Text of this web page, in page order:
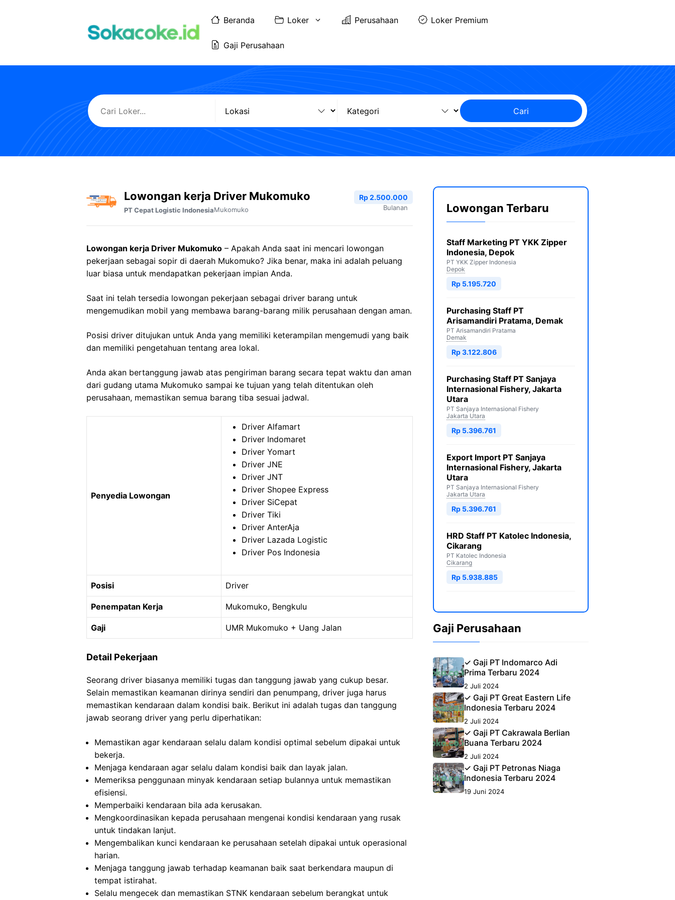
Beranda Loker Perusahaan Loker Premium
Gaji Perusahaan
Cari
Lowongan kerja Driver Mukomuko
PT Cepat Logistic IndonesiaMukomuko
Rp 2.500.000
Bulanan
Lowongan kerja Driver Mukomuko – Apakah Anda saat ini mencari lowongan
pekerjaan sebagai sopir di daerah Mukomuko? Jika benar, maka ini adalah peluang
luar biasa untuk mendapatkan pekerjaan impian Anda.
Saat ini telah tersedia lowongan pekerjaan sebagai driver barang untuk
mengemudikan mobil yang membawa barang-barang milik perusahaan dengan aman.
Posisi driver ditujukan untuk Anda yang memiliki keterampilan mengemudi yang baik
dan memiliki pengetahuan tentang area lokal.
Anda akan bertanggung jawab atas pengiriman barang secara tepat waktu dan aman
dari gudang utama Mukomuko sampai ke tujuan yang telah ditentukan oleh
perusahaan, memastikan semua barang tiba sesuai jadwal.
Penyedia Lowongan
Driver Alfamart
Driver Indomaret
Driver Yomart
Driver JNE
Driver JNT
Driver Shopee Express
Driver SiCepat
Driver Tiki
Driver AnterAja
Driver Lazada Logistic
Driver Pos Indonesia
Posisi Driver
Penempatan Kerja Mukomuko, Bengkulu
Gaji UMR Mukomuko + Uang Jalan
Detail Pekerjaan
Seorang driver biasanya memiliki tugas dan tanggung jawab yang cukup besar.
Selain memastikan keamanan dirinya sendiri dan penumpang, driver juga harus
memastikan kendaraan dalam kondisi baik. Berikut ini adalah tugas dan tanggung
jawab seorang driver yang perlu diperhatikan:
Memastikan agar kendaraan selalu dalam kondisi optimal sebelum dipakai untuk
bekerja.
Menjaga kendaraan agar selalu dalam kondisi baik dan layak jalan.
Memeriksa penggunaan minyak kendaraan setiap bulannya untuk memastikan
efisiensi.
Memperbaiki kendaraan bila ada kerusakan.
Mengkoordinasikan kepada perusahaan mengenai kondisi kendaraan yang rusak
untuk tindakan lanjut.
Mengembalikan kunci kendaraan ke perusahaan setelah dipakai untuk operasional
harian.
Menjaga tanggung jawab terhadap keamanan baik saat berkendara maupun di
tempat istirahat.
Selalu mengecek dan memastikan STNK kendaraan sebelum berangkat untuk
Lowongan Terbaru
Staff Marketing PT YKK Zipper
Indonesia, Depok
PT YKK Zipper Indonesia
Depok
Rp 5.195.720
Purchasing Staff PT
Arisamandiri Pratama, Demak
PT Arisamandiri Pratama
Demak
Rp 3.122.806
Purchasing Staff PT Sanjaya
Internasional Fishery, Jakarta
Utara
PT Sanjaya Internasional Fishery
Jakarta Utara
Rp 5.396.761
Export Import PT Sanjaya
Internasional Fishery, Jakarta
Utara
PT Sanjaya Internasional Fishery
Jakarta Utara
Rp 5.396.761
HRD Staff PT Katolec Indonesia,
Cikarang
PT Katolec Indonesia
Cikarang
Rp 5.938.885
Gaji Perusahaan
✓ Gaji PT Indomarco Adi
Prima Terbaru 2024
2 Juli 2024
✓ Gaji PT Great Eastern Life
Indonesia Terbaru 2024
2 Juli 2024
✓ Gaji PT Cakrawala Berlian
Buana Terbaru 2024
2 Juli 2024
✓ Gaji PT Petronas Niaga
Indonesia Terbaru 2024
19 Juni 2024